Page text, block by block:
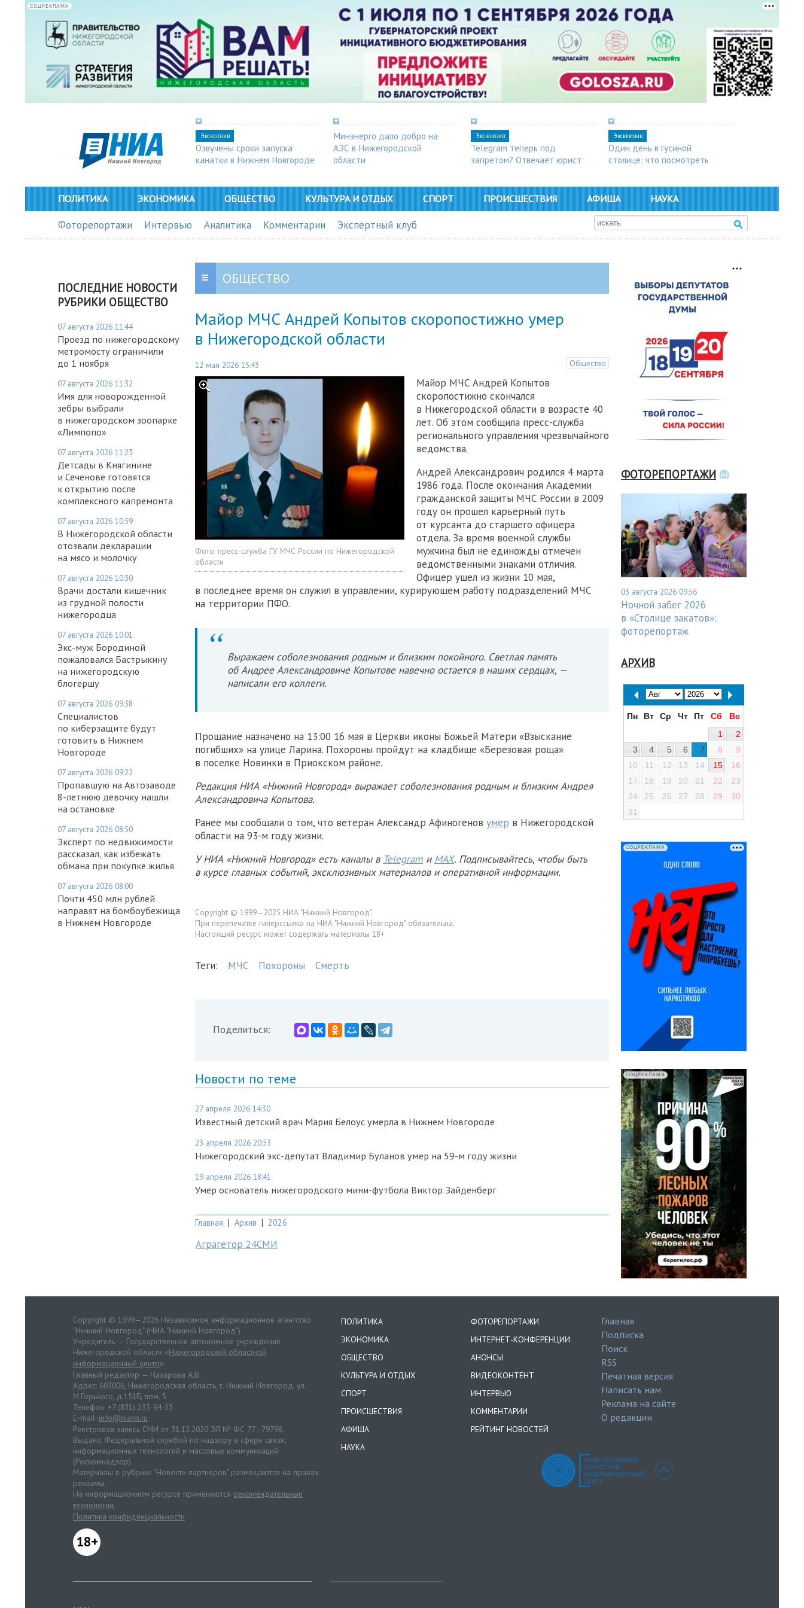
СОЦРЕКЛАМА
Эксклюзив
Озвучены сроки запуска
канатки в Нижнем Новгороде
Минэнерго дало добро на
АЭС в Нижегородской
области
Эксклюзив
Telegram теперь под
запретом? Отвечает юрист
Эксклюзив
Один день в гусиной
столице: что посмотреть
ПОЛИТИКА ЭКОНОМИКА ОБЩЕСТВО КУЛЬТУРА И ОТДЫХ СПОРТ ПРОИСШЕСТВИЯ АФИША НАУКА
Фоторепортажи Интервью Аналитика Комментарии Экспертный клуб
ПОСЛЕДНИЕ НОВОСТИ
РУБРИКИ ОБЩЕСТВО
07 августа 2026 11:44
Проезд по нижегородскому
метромосту ограничили
до 1 ноября
07 августа 2026 11:32
Имя для новорожденной
зебры выбрали
в нижегородском зоопарке
«Лимпопо»
07 августа 2026 11:23
Детсады в Княгинине
и Сеченове готовятся
к открытию после
комплексного капремонта
07 августа 2026 10:59
В Нижегородской области
отозвали декларации
на мясо и молочку
07 августа 2026 10:30
Врачи достали кишечник
из грудной полости
нижегородца
07 августа 2026 10:01
Экс-муж Бородиной
пожаловался Бастрыкину
на нижегородскую
блогершу
07 августа 2026 09:38
Специалистов
по киберзащите будут
готовить в Нижнем
Новгороде
07 августа 2026 09:22
Пропавшую на Автозаводе
8-летнюю девочку нашли
на остановке
07 августа 2026 08:50
Эксперт по недвижимости
рассказал, как избежать
обмана при покупке жилья
07 августа 2026 08:00
Почти 450 млн рублей
направят на бомбоубежища
в Нижнем Новгороде
ОБЩЕСТВО
Майор МЧС Андрей Копытов скоропостижно умер
в Нижегородской области
12 мая 2026 15:43 Общество
Фото: пресс-служба ГУ МЧС России по Нижегородской
области
Майор МЧС Андрей Копытов
скоропостижно скончался
в Нижегородской области в возрасте 40
лет. Об этом сообщила пресс-служба
регионального управления чрезвычайного
ведомства.
Андрей Александрович родился 4 марта
1986 года. После окончания Академии
гражданской защиты МЧС России в 2009
году он прошел карьерный путь
от курсанта до старшего офицера
отдела. За время военной службы
мужчина был не единожды отмечен
ведомственными знаками отличия.
Офицер ушел из жизни 10 мая,
в последнее время он служил в управлении, курирующем работу подразделений МЧС
на территории ПФО.
Выражаем соболезнования родным и близким покойного. Светлая память
об Андрее Александровиче Копытове навечно остается в наших сердцах, —
написали его коллеги.
Прощание назначено на 13:00 16 мая в Церкви иконы Божьей Матери «Взыскание
погибших» на улице Ларина. Похороны пройдут на кладбище «Березовая роща»
в поселке Новинки в Приокском районе.
Редакция НИА «Нижний Новгород» выражает соболезнования родным и близким Андрея
Александровича Копытова.
Ранее мы сообщали о том, что ветеран Александр Афиногенов умер в Нижегородской
области на 93-м году жизни.
У НИА «Нижний Новгород» есть каналы в Telegram и MAX. Подписывайтесь, чтобы быть
в курсе главных событий, эксклюзивных материалов и оперативной информации.
Copyright © 1999—2025 НИА "Нижний Новгород".
При перепечатке гиперссылка на НИА "Нижний Новгород" обязательна.
Настоящий ресурс может содержать материалы 18+
Теги: МЧС Похороны Смерть
Поделиться:
Новости по теме
27 апреля 2026 14:30
Известный детский врач Мария Белоус умерла в Нижнем Новгороде
23 апреля 2026 20:53
Нижегородский экс-депутат Владимир Буланов умер на 59-м году жизни
19 апреля 2026 18:41
Умер основатель нижегородского мини-футбола Виктор Зайденберг
Главная | Архив | 2026
Аграгетор 24СМИ
ФОТОРЕПОРТАЖИ
03 августа 2026 09:56
Ночной забег 2026
в «Столице закатов»:
фоторепортаж
АРХИВ
Пн Вт Ср Чт Пт Сб
Вс
1
2
3
4 5 6 7 8
9
10
11 12 13 14 15
16
17
18 19 20 21 22
23
24
25 26 27 28 29
30
31
СОЦРЕКЛАМА
СОЦРЕКЛАМА
Copyright © 1999—2026 Независимое информационное агентство
"Нижний Новгород" (НИА "Нижний Новгород")
Учредитель — Государственное автономное учреждение
Нижегородской области «Нижегородский областной
информационный центр»
Главный редактор — Назарова А.В.
Адрес: 603006, Нижегородская область, г. Нижний Новгород. ул.
М.Горького, д.151Б, пом. 5
Телефон: +7 (831) 233-94-53
E-mail: info@niann.ru
Реестровая запись СМИ от 31.12.2020 ЭЛ № ФС 77 - 79798.
Выдано Федеральной службой по надзору в сфере связи,
информационных технологий и массовых коммуникаций
(Роскомнадзор).
Материалы в рубрике "Новости партнеров" размещаются на правах
рекламы.
На информационном ресурсе применяются рекомендательные
технологии.
Политика конфиденциальности
18+
ПОЛИТИКА
ЭКОНОМИКА
ОБЩЕСТВО
КУЛЬТУРА И ОТДЫХ
СПОРТ
ПРОИСШЕСТВИЯ
АФИША
НАУКА
ФОТОРЕПОРТАЖИ
ИНТЕРНЕТ-КОНФЕРЕНЦИИ
АНОНСЫ
ВИДЕОКОНТЕНТ
ИНТЕРВЬЮ
КОММЕНТАРИИ
РЕЙТИНГ НОВОСТЕЙ
Главная
Подписка
Поиск
RSS
Печатная версия
Написать нам
Реклама на сайте
О редакции